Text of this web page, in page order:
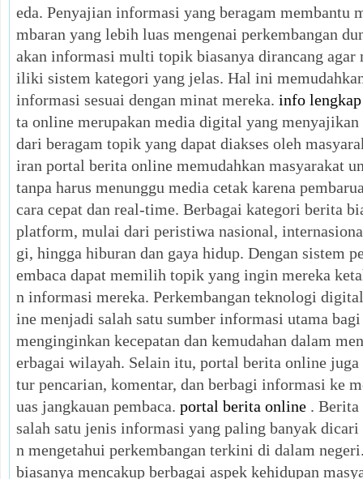
eda. Penyajian informasi yang beragam membantu
mbaran yang lebih luas mengenai perkembangan
akan informasi multi topik biasanya dirancang agar
iliki sistem kategori yang jelas. Hal ini
informasi sesuai dengan minat mereka. info
ta online merupakan media digital yang
dari beragam topik yang dapat diakses oleh
iran portal berita online memudahkan masyarakat
tanpa harus menunggu media cetak karena
cara cepat dan real-time. Berbagai kategori berita
platform, mulai dari peristiwa nasional,
gi, hingga hiburan dan gaya hidup. Dengan sistem
embaca dapat memilih topik yang ingin mereka
n informasi mereka. Perkembangan teknologi
ine menjadi salah satu sumber informasi utama
menginginkan kecepatan dan kemudahan dalam
erbagai wilayah. Selain itu, portal berita online
tur pencarian, komentar, dan berbagi informasi ke
uas jangkauan pembaca. portal berita online . Berita
salah satu jenis informasi yang paling banyak
n mengetahui perkembangan terkini di dalam
biasanya mencakup berbagai aspek kehidupan